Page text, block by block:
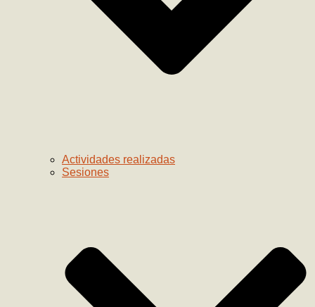
Actividades realizadas
Sesiones